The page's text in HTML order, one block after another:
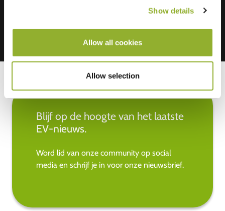
Show details
Allow all cookies
Allow selection
Blijf op de hoogte van het laatste
EV-nieuws.
Word lid van onze community op social
media en schrijf je in voor onze nieuwsbrief.